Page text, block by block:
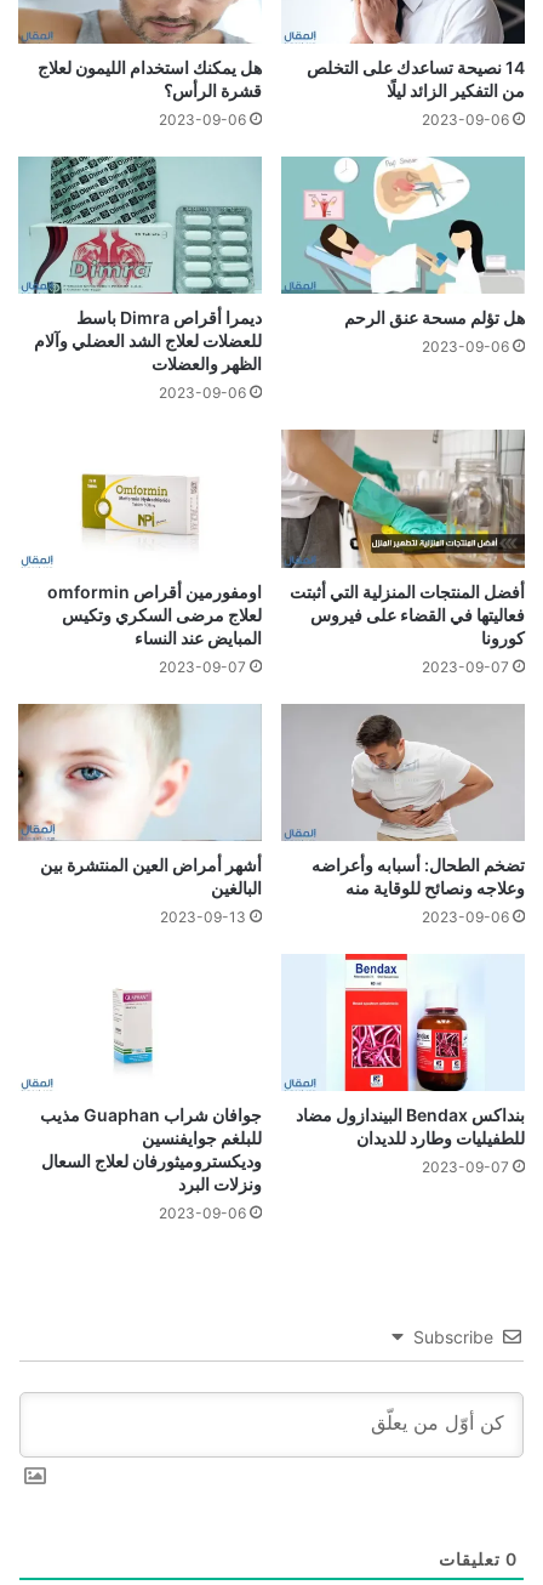
14 نصيحة تساعدك على التخلص
من التفكير الزائد ليلًا
2023-09-06
هل يمكنك استخدام الليمون لعلاج
قشرة الرأس؟
2023-09-06
هل تؤلم مسحة عنق الرحم
2023-09-06
ديمرا أقراص Dimra باسط
للعضلات لعلاج الشد العضلي وآلام
الظهر والعضلات
2023-09-06
أفضل المنتجات المنزلية التي أثبتت
فعاليتها في القضاء على فيروس
كورونا
2023-09-07
اومفورمين أقراص omformin
لعلاج مرضى السكري وتكيس
المبايض عند النساء
2023-09-07
تضخم الطحال: أسبابه وأعراضه
وعلاجه ونصائح للوقاية منه
2023-09-06
أشهر أمراض العين المنتشرة بين
البالغين
2023-09-13
بنداكس Bendax البيندازول مضاد
للطفيليات وطارد للديدان
2023-09-07
جوافان شراب Guaphan مذيب
للبلغم جوايفنسين
وديكستروميثورفان لعلاج السعال
ونزلات البرد
2023-09-06
Subscribe
0 تعليقات